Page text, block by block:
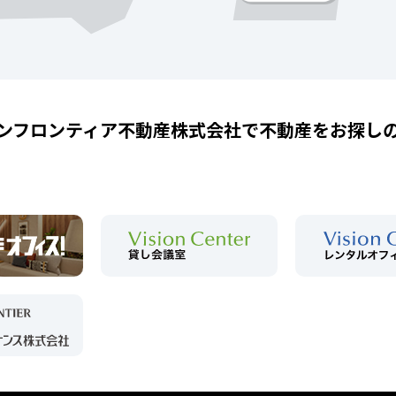
フロンティア不動産株式会社で不動産をお探し